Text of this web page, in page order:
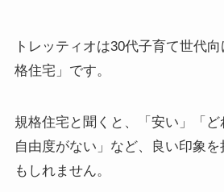
トレッティオは30代子育て世代
格住宅」です。
規格住宅と聞くと、「安い」「
自由度がない」など、良い印象
もしれません。